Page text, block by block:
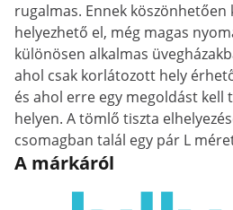
rugalmas. Ennek
helyezhető el, még magas
különösen alkalmas
ahol csak korlátozott hely
és ahol erre egy megoldást kell
helyen. A tömlő tiszta
csomagban talál egy pár L
A márkáról